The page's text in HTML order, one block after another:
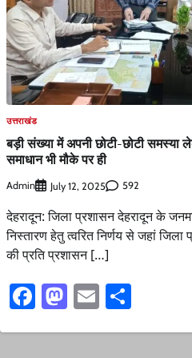
उत्तराखंड
बड़ी संख्या में अपनी छोटी-छोटी समस्या
समाधान भी मौके पर ही
Admin July 12, 2025 592
देहरादून: जिला प्रशासन देहरादून के
निस्तारण हेतु त्वरित निर्णय से जहां
की प्रति प्रशासन […]
Facebook
Mastodon
Email